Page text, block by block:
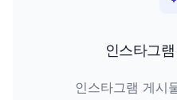
인스타그
인스타그램 게시